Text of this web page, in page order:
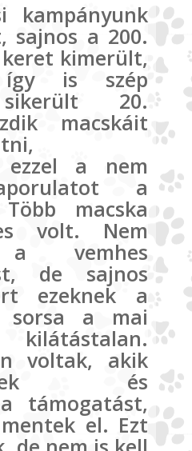
kampányunk
sajnos a 200.
kimerült,
is szép
20.
macskáit
ezzel a nem
a
macska
volt. Nem
a vemhes
de sajnos
ezeknek a
sorsa a mai
voltak, akik
és
támogatást,
el. Ezt